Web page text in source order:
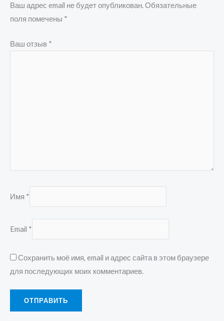
Ваш адрес email не будет опубликован.Обязательные
поля помечены *
Ваш отзыв *
Имя *
Email *
Сохранить моё имя, email и адрес сайта в этом браузере
для последующих моих комментариев.